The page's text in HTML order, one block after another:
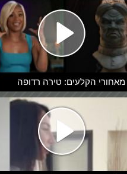
מאחורי הקלעים: טירה רדופה